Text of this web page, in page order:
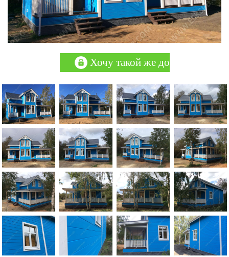
Хочу такой же дом